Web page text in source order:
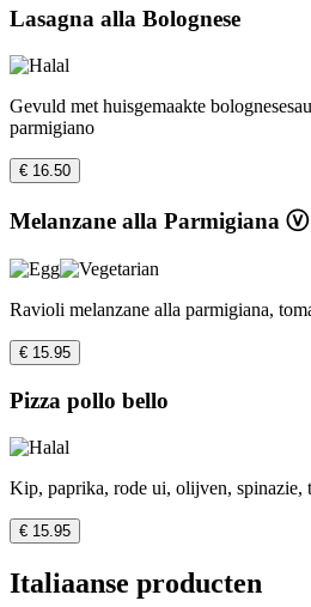
Lasagna alla Bolognese
Gevuld met huisgemaakte
parmigiano
€ 16.50
Melanzane alla Parmigiana ⓥ
Ravioli melanzane alla parmigiana,
€ 15.95
Pizza pollo bello
Kip, paprika, rode ui, olijven, spinazie,
€ 15.95
Italiaanse producten